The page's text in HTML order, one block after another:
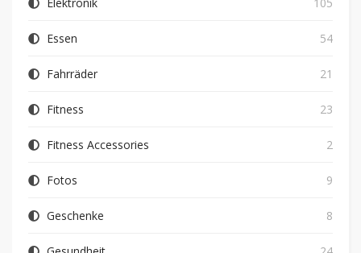
Essen 54
Fahrräder 21
Fitness 23
Fitness Accessories 2
Fotos 9
Geschenke 8